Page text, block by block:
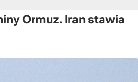
Ormuz. Iran stawia